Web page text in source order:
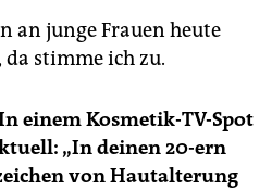
an junge Frauen heute
stimme ich zu.
einem Kosmetik-TV-Spot
„In deinen 20-ern
von Hautalterung